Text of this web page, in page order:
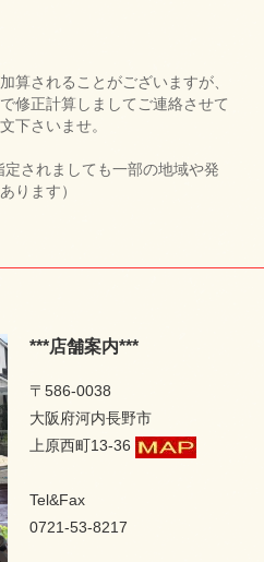
算されることがございますが、
修正計算しましてご連絡させて
下さいませ。
されましても一部の地域や発
ります）
***店舗案内***
〒586-0038
大阪府河内長野市
上原西町13-36
Tel&Fax
0721-53-8217